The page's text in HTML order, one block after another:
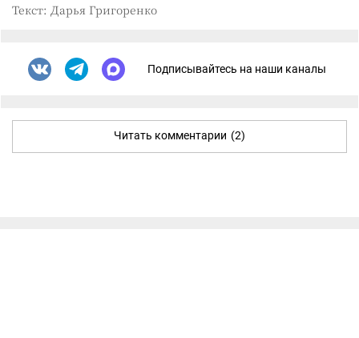
Текст: Дарья Григоренко
Подписывайтесь на наши каналы
Читать комментарии (2)